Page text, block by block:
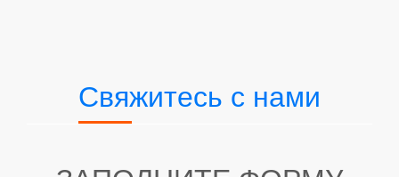
Свяжитесь с нами